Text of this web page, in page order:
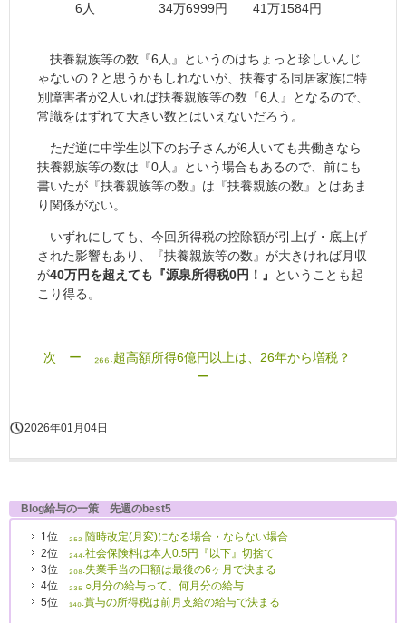
6人 34万6999円 41万1584円
扶養親族等の数『6人』というのはちょっと珍しいんじ
ゃないの？と思うかもしれないが、扶養する同居家族に特
別障害者が2人いれば扶養親族等の数『6人』となるので、
常識をはずれて大きい数とはいえないだろう。
ただ逆に中学生以下のお子さんが6人いても共働きなら
扶養親族等の数は『0人』という場合もあるので、前にも
書いたが『扶養親族等の数』は『扶養親族の数』とはあま
り関係がない。
いずれにしても、今回所得税の控除額が引上げ・底上げ
された影響もあり、『扶養親族等の数』が大きければ月収
が40万円を超えても『源泉所得税0円！』
ということも起
こり得る。
次 ー ₂₆₆.超高額所得6億円以上は、26年から増税？
ー
2026年01月04日
Blog給与の一策 先週のbest5
1位 ₂₅₂.随時改定(月変)になる場合・ならない場合
2位 ₂₄₄.社会保険料は本人0.5円『以下』切捨て
3位 ₂₀₈.失業手当の日額は最後の6ヶ月で決まる
4位 ₂₃₅.○月分の給与って、何月分の給与
5位 ₁₄₀.賞与の所得税は前月支給の給与で決まる